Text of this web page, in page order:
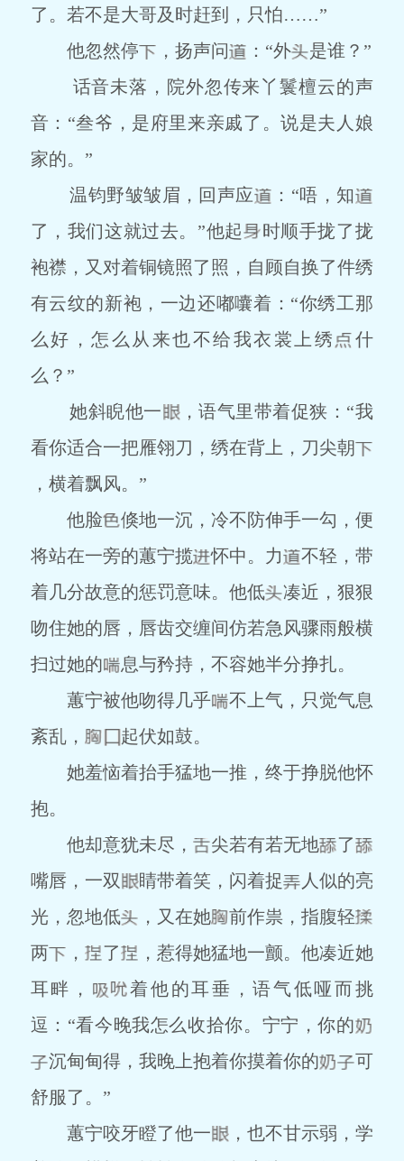
了。若不是大哥及时赶到，只怕……”
他忽然停
，扬声问 ：“外
是谁？”
话音未落，院外忽传来丫鬟檀云的声
音：“叁爷，是府里来亲戚了。说是夫人娘
家的。”
温钧野皱皱眉，回声应
：“唔，知
了，我们这就过去。”他起
时顺手拢了拢
袍襟，又对着铜镜照了照，自顾自换了件绣
有云纹的新袍，一边还嘟囔着：“你绣工那
么好，怎么从来也不给我衣裳上绣
什
么？”
她斜睨他一
，语气里带着促狭：“我
看你适合一把雁翎刀，绣在背上，刀尖朝
，横着飘风。”
他脸
倏地一沉，冷不防伸手一勾，便
将站在一旁的蕙宁揽
怀中。力
不轻，带
着几分故意的惩罚意味。他低
凑近，狠狠
吻住她的唇，唇齿交缠间仿若急风骤雨般横
扫过她的
息与矜持，不容她半分挣扎。
蕙宁被他吻得几乎
不上气，只觉气息
紊乱，
起伏如鼓。
她羞恼着抬手猛地一推，终于挣脱他怀
抱。
他却意犹未尽，
尖若有若无地
了
嘴唇，一双
睛带着笑，闪着捉
人似的亮
光，忽地低
，又在她
前作祟，指腹轻
两
， 了
，惹得她猛地一颤。他凑近她
耳畔，
着他的耳垂，语气低哑而挑
逗：“看今晚我怎么收拾你。宁宁，你的
沉甸甸得，我晚上抱着你摸着你的
可
舒服了。”
蕙宁咬牙瞪了他一
，也不甘示弱，学